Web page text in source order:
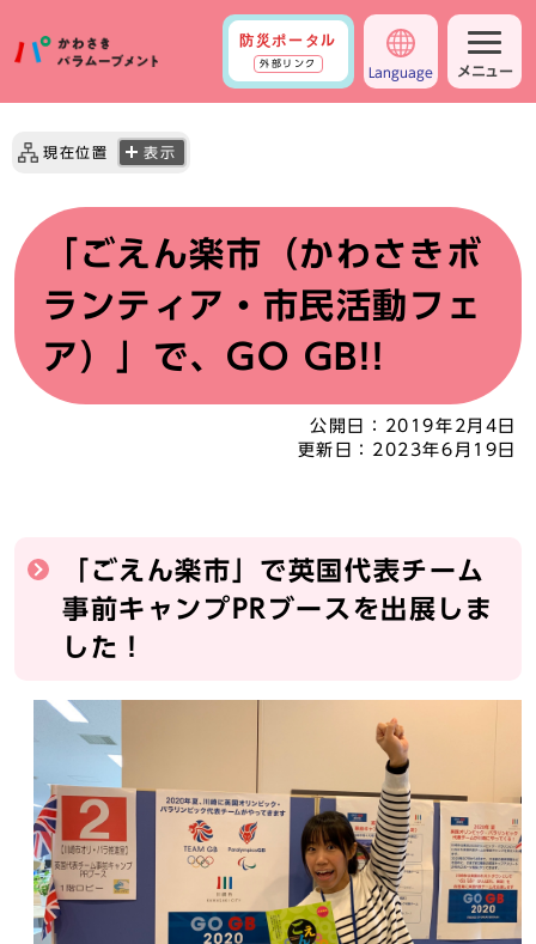
防災ポータル
外部リンク
Language メニュー
現在位置 表示
「ごえん楽市（かわさきボ
ランティア・市民活動フェ
ア）」で、GO GB!!
公開日：
2019年2月4日
更新日： 2023年6月19日
「ごえん楽市」で英国代表チーム
事前キャンプPRブースを出展しま
した！